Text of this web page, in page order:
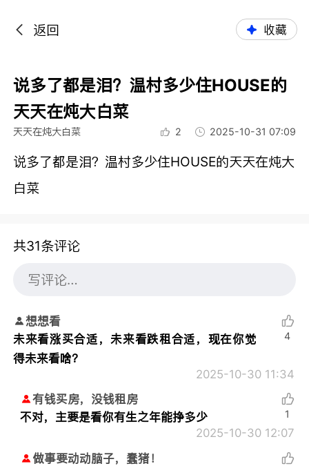
返回 收藏
说多了都是泪？温村多少住HOUSE的
天天在炖大白菜
天天在炖大白菜 2 2025-10-31 07:09
说多了都是泪？温村多少住HOUSE的天天在炖大
白菜
共31条评论
想想看
未来看涨买合适，未来看跌租合适，现在你觉
得未来看啥？
2025-10-30 11:34
4
有钱买房，没钱租房
不对，主要是看你有生之年能挣多少
2025-10-30 12:07
1
做事要动动脑子，蠢猪！